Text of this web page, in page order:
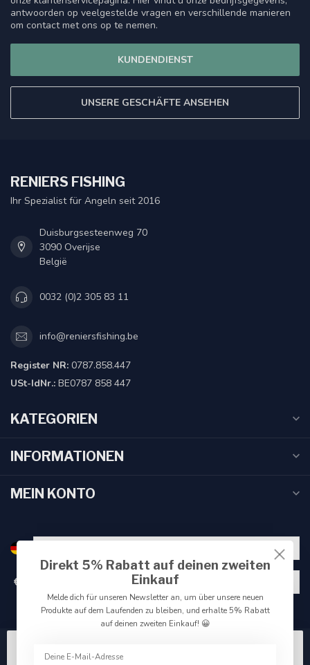
antwoorden op veelgestelde vragen en verschillende manieren
om contact met ons op te nemen.
KUNDENDIENST
UNSERE GESCHÄFTE ANSEHEN
RENIERS FISHING
Ihr Spezialist für Angeln seit 2016
Duisburgsesteenweg 70
3090 Overijse
België
0032 (0)2 305 83 11
info@reniersfishing.be
Register NR: 0787.858.447
USt-IdNr.: BE0787 858 447
KATEGORIEN
INFORMATIONEN
MEIN KONTO
€
Direkt 5% Rabatt auf deinen zweiten
Einkauf
Melde dich für unseren Newsletter an, um über unsere neuen
Produkte auf dem Laufenden zu bleiben, und erhalte 5% Rabatt
auf deinen zweiten Einkauf! 😀